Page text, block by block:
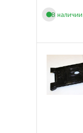
В наличии